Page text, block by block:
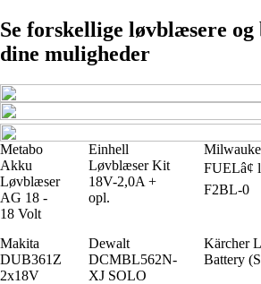
Se forskellige løvblæsere
dine muligheder
Metabo
Akku
Løvblæser
AG 18 -
18 Volt
Einhell
Løvblæser Kit
18V-2,0A +
opl.
F2BL-0
Makita
DUB361Z
2x18V
Dewalt
DCMBL562N-
XJ SOLO
Kärcher
Battery